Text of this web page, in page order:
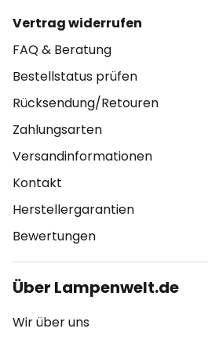
Vertrag widerrufen
FAQ & Beratung
Bestellstatus prüfen
Rücksendung/Retouren
Zahlungsarten
Versandinformationen
Kontakt
Herstellergarantien
Bewertungen
Über Lampenwelt.de
Wir über uns